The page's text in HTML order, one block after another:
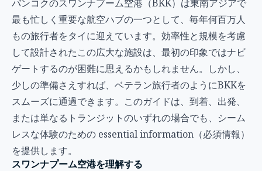
バンコクのスワンナプーム空港（BKK）は東南アジアで
最も忙しく重要な航空ハブの一つとして、毎年何百万人
もの旅行者をタイに迎えています。効率性と規模を考慮
して設計されたこの広大な施設は、最初の印象ではナビ
ゲートするのが困難に思えるかもしれません。しかし、
少しの準備さえすれば、ベテラン旅行者のようにBKKを
スムーズに通過できます。このガイドは、到着、出発、
または単なるトランジットのいずれの場合でも、シーム
レスな体験のための essential information（必須情報）
を提供します。
スワンナプーム空港を理解する